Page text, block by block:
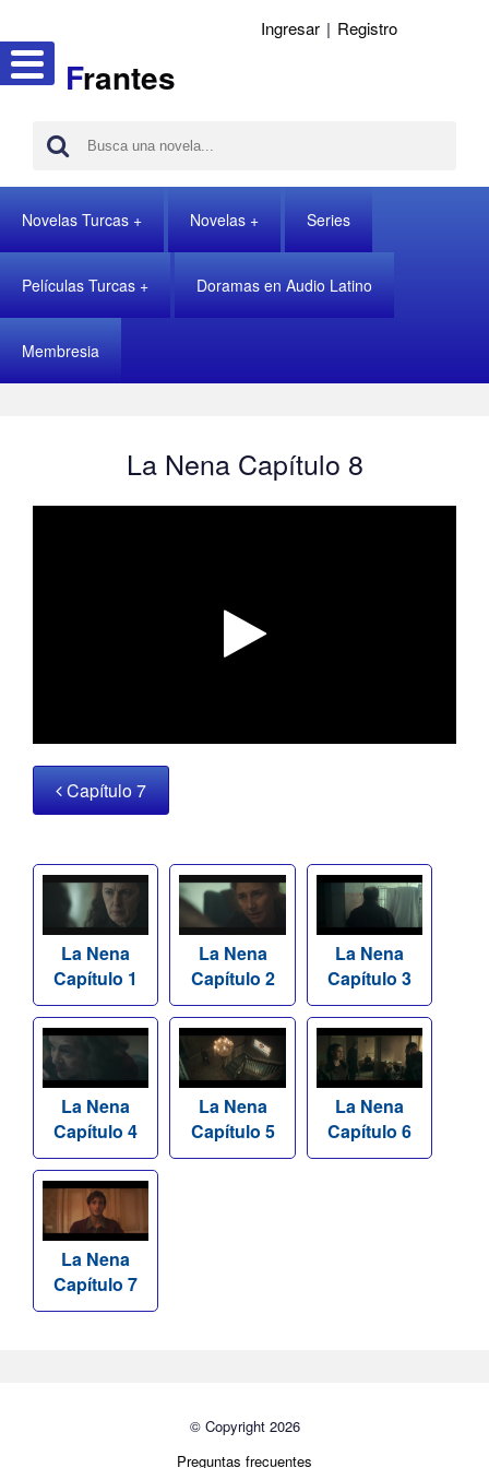
Frantes
Ingresar | Registro
Novelas Turcas Novelas Series
Películas Turcas Doramas en Audio Latino
Membresia
La Nena Capítulo 8
Capítulo 7
La Nena
Capítulo 1
La Nena
Capítulo 2
La Nena
Capítulo 3
La Nena
Capítulo 4
La Nena
Capítulo 5
La Nena
Capítulo 6
La Nena
Capítulo 7
© Copyright 2026
Preguntas frecuentes